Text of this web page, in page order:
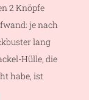
2 Knöpfe
je nach
lang
Hülle, die
habe, ist